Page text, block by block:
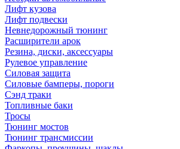
Лифт кузова
Лифт подвески
Невнедорожный тюнинг
Расширители арок
Резина, диски, аксессуары
Рулевое управление
Силовая защита
Силовые бамперы, пороги
Сэнд траки
Топливные баки
Тросы
Тюнинг мостов
Тюнинг трансмиссии